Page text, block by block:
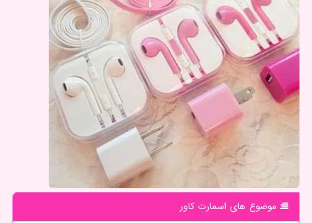
موضوع های اسمارت كاور